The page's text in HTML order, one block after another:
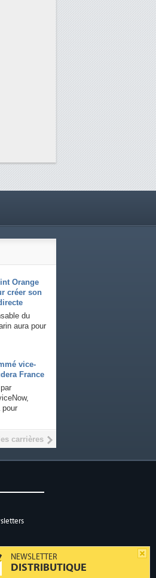
NEWSLETTER
DISTRIBUTIQUE
Orange
créer son
du
aura pour
vice-
France
pour
carrières